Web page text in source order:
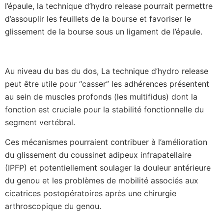
l’épaule, la technique d’hydro release pourrait permettre
d’assouplir les feuillets de la bourse et favoriser le
glissement de la bourse sous un ligament de l’épaule.
Au niveau du bas du dos, La technique d’hydro release
peut être utile pour “casser” les adhérences présentent
au sein de muscles profonds (les multifidus) dont la
fonction est cruciale pour la stabilité fonctionnelle du
segment vertébral.
Ces mécanismes pourraient contribuer à l’amélioration
du glissement du coussinet adipeux infrapatellaire
(IPFP) et potentiellement soulager la douleur antérieure
du genou et les problèmes de mobilité associés aux
cicatrices postopératoires après une chirurgie
arthroscopique du genou.